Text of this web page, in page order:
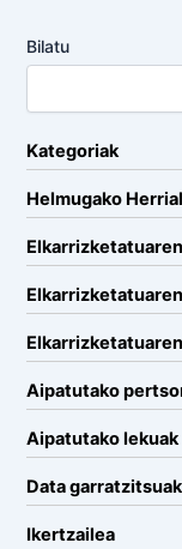
Bilatu
Kategoriak
Helmugako
Elkarrizketatuaren
Aipatutako
Aipatutako lekuak
Data
Ikertzailea